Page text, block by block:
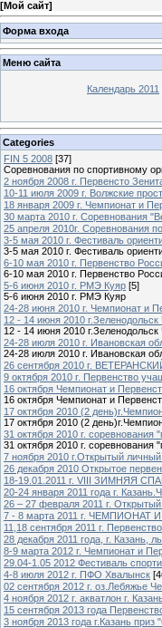
[Мой сайт]
Форма входа
Меню сайта
Календарь 2011
Categories
FIN 5 2008 [37]
Соревнования по спортивному
2 ноября 2008 г. Первенсто
10-11 июля 2009 г. Волжские
18 января 2009 г. Чемпионат и
30 марта 2010 г. Cоревнования
25 апреля 2010г. Соревнования
3-5 мая 2010 г. Фестиваль
3-5 мая 2010 г. Фестиваль
6-10 мая 2010 г. Первенство
6-10 мая 2010 г. Первенство
5-6 июня 2010 г. РМЭ Куяр [5]
5-6 июня 2010 г. РМЭ Куяр
24-28 июня 2010 г. Чемпионат и
12 - 14 июня 2010
12 - 14 июня 2010
24-28 июля 2010 г. Ивановская
24-28 июля 2010 г. Ивановская
26 сентября 2010 г.
9 октября 2010 г. Первенство
16 октября Чемпионат и
16 октября Чемпионат и
17 октября 2010 (2
17 октября 2010 (2
31 октября 2010 г. соревнования
31 октября 2010 г. соревнования
7 ноября 2010 г.Открытый
26 декабря 2010 Открытое
18-19.01.2011 г. VIII ЗИМНЯЯ
20-24 января 2011 года г.
26 – 27 февраля 2011 г.
7 - 8 марта 2011 г.
11,18 сентября 2011 г.
28 декабря 2011 года, г.
8-9 марта 2012 г. Чемпионат и
29.04-1.05 2012 Фестиваль
4-8 июля 2012 г. ПФО Хвалынск
02 сентября 2012 г. оз.Лебяжье
4 ноября 2012 г. акватлон г.
15 сентября 2013 года
3 ноября 2013 года г.Казань приз